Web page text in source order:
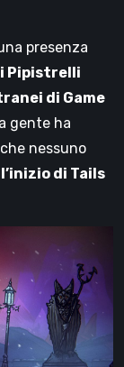
presenza
i Pipistrelli
di Game
gente ha
nessuno
di Tails